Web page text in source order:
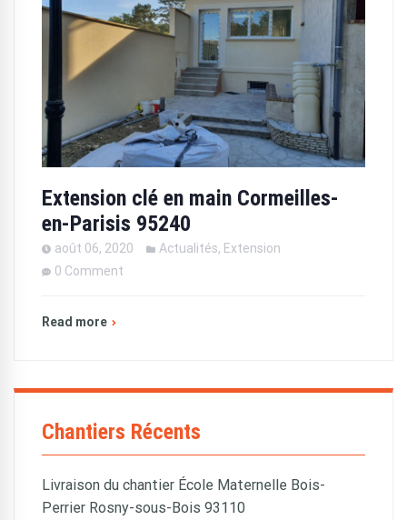
Extension clé en main Cormeilles-
en-Parisis 95240
août 06, 2020 Actualités, Extension
0 Comment
Read more
Chantiers Récents
Livraison du chantier École Maternelle Bois-
Perrier Rosny-sous-Bois 93110